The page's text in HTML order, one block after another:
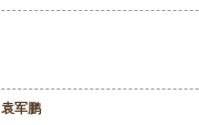
袁军鹏